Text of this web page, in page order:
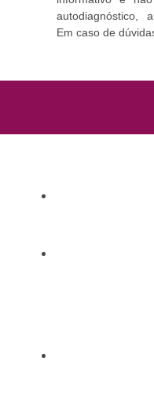
autodiagnóstico,
Em caso de